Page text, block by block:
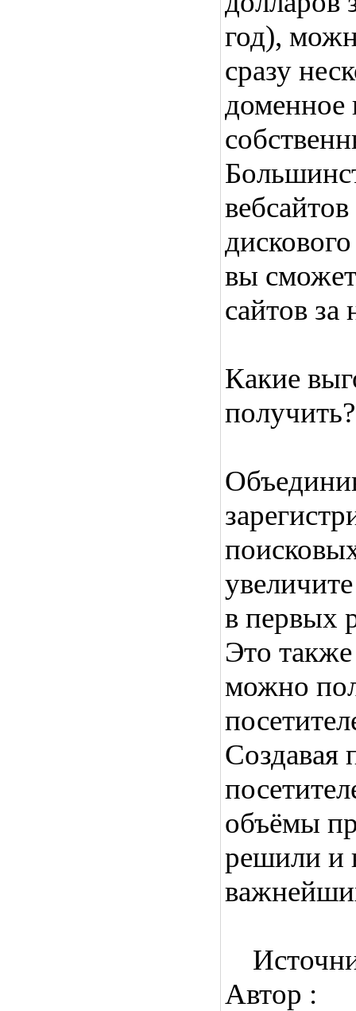
год),
сразу
доменное
вы
сайтов
Какие
получить?
в первых
Это
можно
Создавая
объёмы
решили и
Автор :